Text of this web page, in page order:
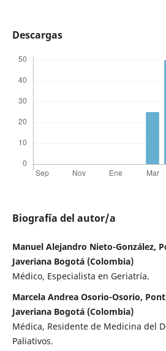
Descargas
Biografía del autor/a
Manuel Alejandro Nieto-González,
Javeriana Bogotá (Colombia)
Médico, Especialista en Geriatría.
Marcela Andrea Osorio-Osorio,
Javeriana Bogotá (Colombia)
Médica, Residente de Medicina del
Paliativos.